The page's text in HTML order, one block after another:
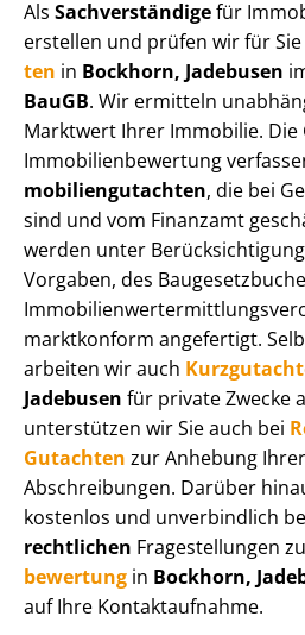
Als Sachverständigefür
erstellen und prüfen wir für Sie
ten in Bockhorn, Jadebusen
BauGB. Wir ermitteln
Marktwert Ihrer Immobilie. Die
Im­mo­bi­li­en­be­wer­tung
mo­bi­li­en­gut­ach­ten, die bei
sind und vom Finanzamt
werden unter
Vorgaben, des
marktkonform angefertigt.
arbeiten wir auch
Jadebusen für private Zwecke
unterstützen wir Sie auch bei
Gutachten zur Anhebung
Abschreibungen. Darüber
kostenlos und unverbindlich
rechtlichen Fragestellungen
be­wer­tung in Bockhorn,
auf Ihre Kontaktaufnahme.